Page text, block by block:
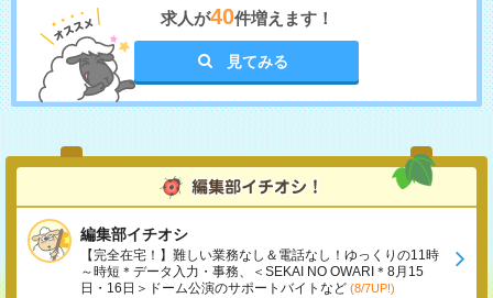
求人が40件増えます！
見てみる
編集部イチオシ
【完全在宅！】難しい業務なし＆電話なし！ゆっくりの11時
～時短＊データ入力・事務、＜SEKAI NO OWARI＊8月15
日・16日＞ドーム公演のサポートバイトなど (8/7UP!)